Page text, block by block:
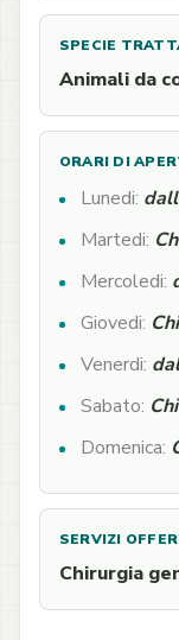
SPECIE
Animali da
ORARI DI
Lunedi:
Martedi:
Mercoledi:
Giovedi:
Venerdi:
Sabato:
Domenica:
SERVIZI
Chirurgia